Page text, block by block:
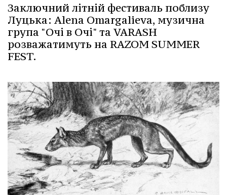
Заключний літній фестиваль поблизу
Луцька: Alena Omargalieva, музична
група "Очі в Очі" та VARASH
розважатимуть на RAZOM SUMMER
FEST.